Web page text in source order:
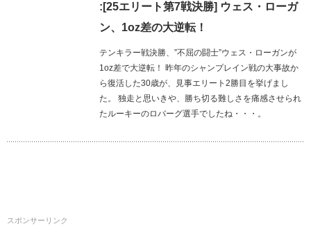
:[25エリート第7戦決勝] ウェス・ローガ
ン、1oz差の大逆転！
テンキラー戦決勝、”不屈の闘士”ウェス・ローガンが
1oz差で大逆転！ 昨年のシャンプレイン戦の大事故か
ら復活した30歳が、見事エリート2勝目を挙げまし
た。 独走と思いきや、勝ち切る難しさを痛感させられ
たルーキーのロバーグ選手でしたね・・・。
スポンサーリンク